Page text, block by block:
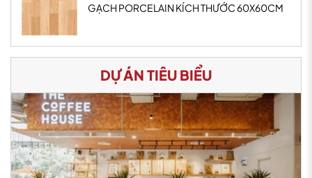
GẠCH PORCELAIN KÍCH THƯỚC 60X60CM
DỰ ÁN TIÊU BIỂU